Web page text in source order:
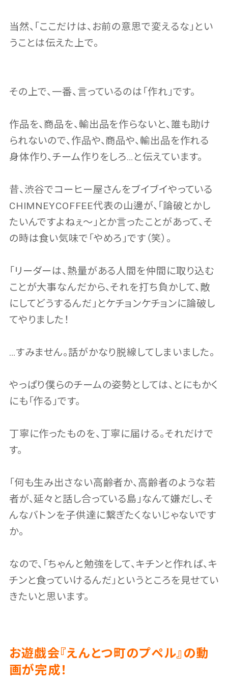
当然、「ここだけは、お前の意思で変えるな」とい
うことは伝えた上で。
その上で、一番、言っているのは「作れ」です。
作品を、商品を、輸出品を作らないと、誰も助け
られないので、作品や、商品や、輸出品を作れる
身体作り、チーム作りをしろ…と伝えています。
昔、渋谷でコーヒー屋さんをブイブイやっている
CHIMNEYCOFFEE代表の山邊が、「論破とかし
たいんですよねぇ〜」とか言ったことがあって、そ
の時は食い気味で「やめろ」です（笑）。
「リーダーは、熱量がある人間を仲間に取り込む
ことが大事なんだから、それを打ち負かして、敵
にしてどうするんだ」とケチョンケチョンに論破し
てやりました！
…すみません。話がかなり脱線してしまいました。
やっぱり僕らのチームの姿勢としては、とにもかく
にも「作る」です。
丁寧に作ったものを、丁寧に届ける。それだけで
す。
「何も生み出さない高齢者か、高齢者のような若
者が、延々と話し合っている島」なんて嫌だし、そ
んなバトンを子供達に繋ぎたくないじゃないです
か。
なので、「ちゃんと勉強をして、キチンと作れば、キ
チンと食っていけるんだ」というところを見せてい
きたいと思います。
お遊戯会『えんとつ町のプペル』の動
画が完成！